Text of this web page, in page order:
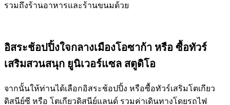
รวมถึงร้านอาหารและร้านขนมด้วย
อิสระช้อปปิ้งใจกลางเมืองโอซาก้า หรือ ซื้อทัวร์
เสริมสวนสนุก ยูนิเวอร์แซล สตูดิโอ
จากนั้นให้ท่านได้เลือกอิสระช้อปปิ้ง หรือซื้อทัวร์เสริมโตเกียว
ดิสนีย์ซี หรือ โตเกียวดิสนีย์แลนด์ รวมค่าเดินทางโดยรถไฟ